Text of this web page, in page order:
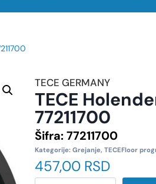
TECE GERMANY
TECE
77211700
Šifra:77211700
Kategorije: Grejanje, TECEFloor
457,00 RSD